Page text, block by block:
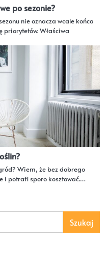
po sezonie?
nie oznacza wcale końca
Właściwa
Wiem, że bez dobrego
i potrafi sporo kosztować.…
Szukaj